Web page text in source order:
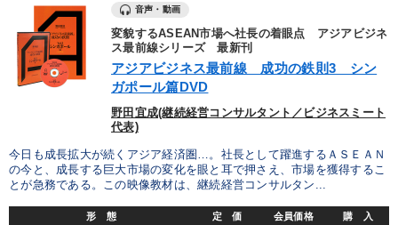
音声・動画
変貌するASEAN市場へ社長の着眼点 アジアビジネ
ス最前線シリーズ 最新刊
アジアビジネス最前線 成功の鉄則3 シン
ガポール篇DVD
野田宜成(継続経営コンサルタント／ビジネスミート
代表)
今日も成長拡大が続くアジア経済圏…。社長として躍進するＡＳＥＡＮ
の今と、成長する巨大市場の変化を眼と耳で押さえ、市場を獲得するこ
とが急務である。この映像教材は、継続経営コンサルタン...
形 態 定 価 会員価格 購 入